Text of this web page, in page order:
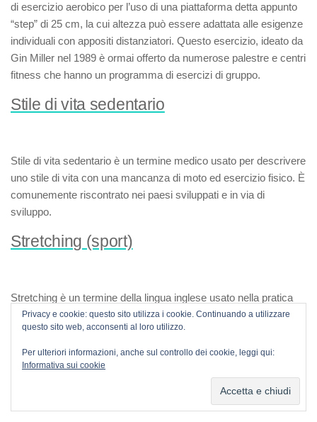
di esercizio aerobico per l’uso di una piattaforma detta appunto
“step” di 25 cm, la cui altezza può essere adattata alle esigenze
individuali con appositi distanziatori. Questo esercizio, ideato da
Gin Miller nel 1989 è ormai offerto da numerose palestre e centri
fitness che hanno un programma di esercizi di gruppo.
Stile di vita sedentario
Stile di vita sedentario è un termine medico usato per descrivere
uno stile di vita con una mancanza di moto ed esercizio fisico. È
comunemente riscontrato nei paesi sviluppati e in via di
sviluppo.
Stretching (sport)
Stretching è un termine della lingua inglese usato nella pratica
sportiva per indicare un insieme di esercizi finalizzati al
miglioramento della flessibilità muscolare, sia come
complemento ad altri sport sia come attività fisica autonoma.
Privacy e cookie: questo sito utilizza i cookie. Continuando a utilizzare
questo sito web, acconsenti al loro utilizzo.
Per ulteriori informazioni, anche sul controllo dei cookie, leggi qui:
Informativa sui cookie